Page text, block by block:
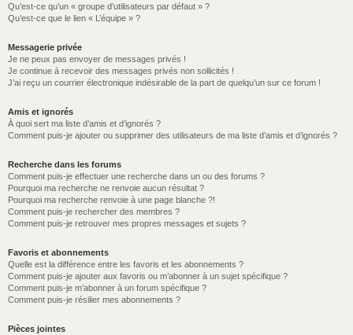
Qu’est-ce qu’un « groupe d’utilisateurs par défaut » ?
Qu’est-ce que le lien « L’équipe » ?
Messagerie privée
Je ne peux pas envoyer de messages privés !
Je continue à recevoir des messages privés non sollicités !
J’ai reçu un courrier électronique indésirable de la part de quelqu’un sur ce forum !
Amis et ignorés
À quoi sert ma liste d’amis et d’ignorés ?
Comment puis-je ajouter ou supprimer des utilisateurs de ma liste d’amis et d’ignorés ?
Recherche dans les forums
Comment puis-je effectuer une recherche dans un ou des forums ?
Pourquoi ma recherche ne renvoie aucun résultat ?
Pourquoi ma recherche renvoie à une page blanche ?!
Comment puis-je rechercher des membres ?
Comment puis-je retrouver mes propres messages et sujets ?
Favoris et abonnements
Quelle est la différence entre les favoris et les abonnements ?
Comment puis-je ajouter aux favoris ou m’abonner à un sujet spécifique ?
Comment puis-je m’abonner à un forum spécifique ?
Comment puis-je résilier mes abonnements ?
Pièces jointes